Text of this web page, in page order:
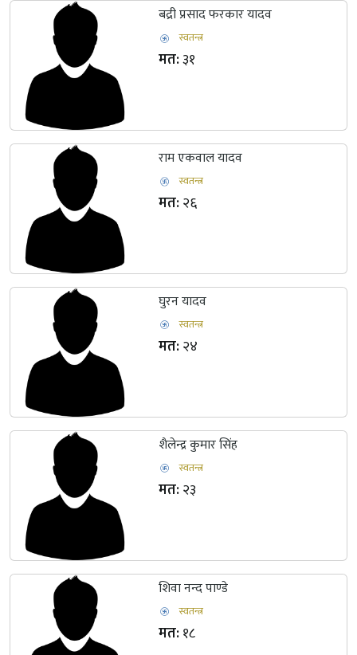
बद्री प्रसाद फरकार यादव
स्वतन्त्र
मत:३१
राम एकवाल यादव
स्वतन्त्र
मत:२६
घुरन यादव
स्वतन्त्र
मत:२४
शैलेन्द्र कुमार सिंह
स्वतन्त्र
मत:२३
शिवा नन्द पाण्डे
स्वतन्त्र
मत:१८